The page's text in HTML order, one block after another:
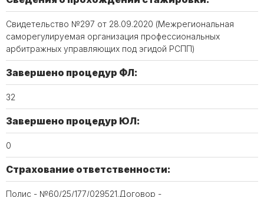
Свидетельство №297 от 28.09.2020 (Межрегиональная
саморегулируемая организация профессиональных
арбитражных управляющих под эгидой РСПП)
Завершено процедур ФЛ:
32
Завершено процедур ЮЛ:
0
Страхование ответственности:
Полис - №60/25/177/029521.Договор -